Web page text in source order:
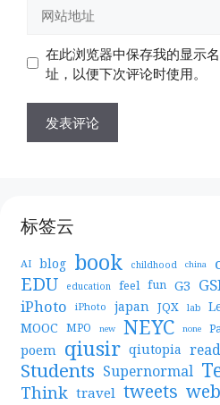
址
址
在此浏览器中保存我的显示
址，以便下次评论时使用。
标签云
AI blog book childhood china
EDU education feel fun G3
iPhoto iPhoto japan JQX lab
MOOC MPO new NEYC none
poem qiusir qiutopia read
Students Supernormal
Think travel tweets web